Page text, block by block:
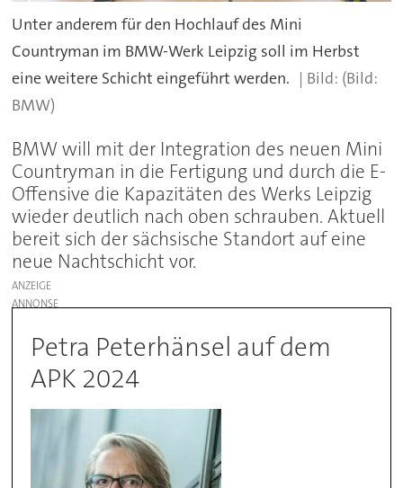
Unter anderem für den Hochlauf des Mini
Countryman im BMW-Werk Leipzig soll im Herbst
eine weitere Schicht eingeführt werden.
(Bild:
BMW)
BMW will mit der Integration des neuen Mini
Countryman in die Fertigung und durch die E-
Offensive die Kapazitäten des Werks Leipzig
wieder deutlich nach oben schrauben. Aktuell
bereit sich der sächsische Standort auf eine
neue Nachtschicht vor.
ANZEIGE
Petra Peterhänsel auf dem
APK 2024